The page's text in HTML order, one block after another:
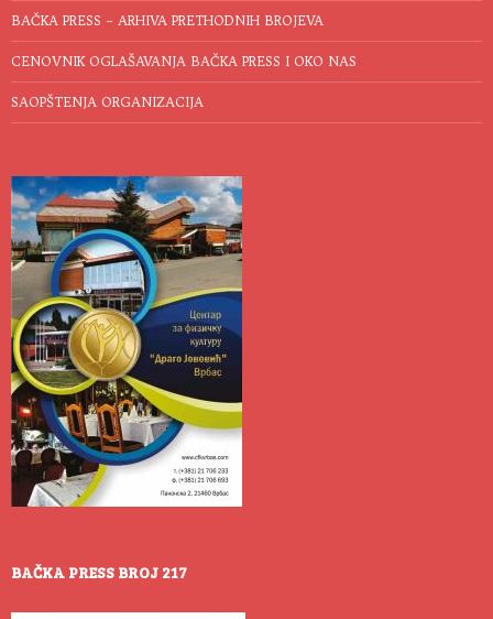
BAČKA PRESS – ARHIVA PRETHODNIH BROJEVA
CENOVNIK OGLAŠAVANJA BAČKA PRESS I OKO NAS
SAOPŠTENJA ORGANIZACIJA
BAČKA PRESS BROJ 217